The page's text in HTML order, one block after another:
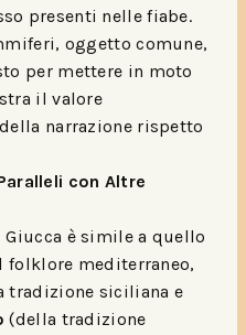
presenti nelle fiabe.
oggetto comune,
per mettere in moto
il valore
narrazione rispetto
con Altre
è simile a quello
mediterraneo,
tradizione siciliana e
(della tradizione